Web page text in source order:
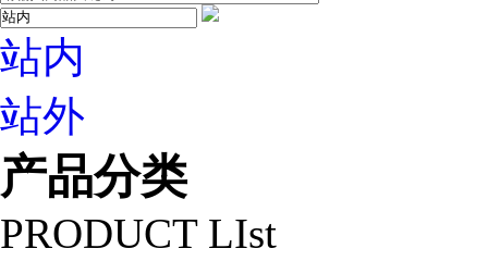
站内
站外
产品分类
PRODUCT LIst